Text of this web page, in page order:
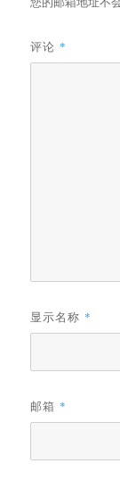
评论 *
显示名称 *
邮箱 *